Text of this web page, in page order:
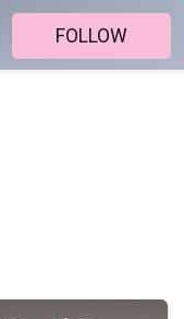
FOLLOW